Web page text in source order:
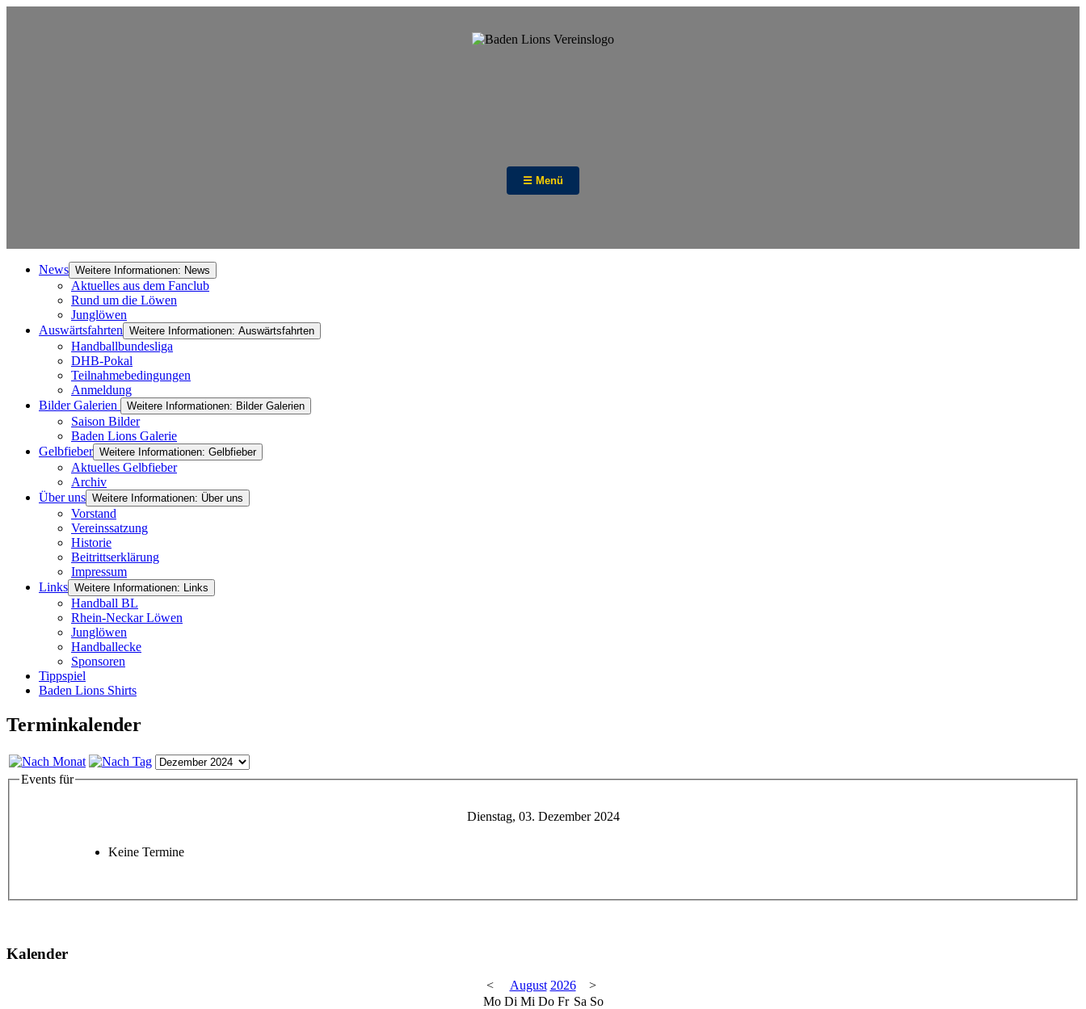
☰ Menü
News Weitere Informationen: News
Aktuelles aus dem Fanclub
Rund um die Löwen
Junglöwen
Auswärtsfahrten Weitere Informationen: Auswärtsfahrten
Handballbundesliga
DHB-Pokal
Teilnahmebedingungen
Anmeldung
Bilder Galerien
Weitere Informationen: Bilder Galerien
Saison Bilder
Baden Lions Galerie
Gelbfieber Weitere Informationen: Gelbfieber
Aktuelles Gelbfieber
Archiv
Über uns Weitere Informationen: Über uns
Vorstand
Vereinssatzung
Historie
Beitrittserklärung
Impressum
Links Weitere Informationen: Links
Handball BL
Rhein-Neckar Löwen
Junglöwen
Handballecke
Sponsoren
Tippspiel
Baden Lions Shirts
Terminkalender
Events für
Dienstag, 03. Dezember 2024
Keine Termine
Kalender
< August 2026
>
Mo Di Mi Do Fr Sa So